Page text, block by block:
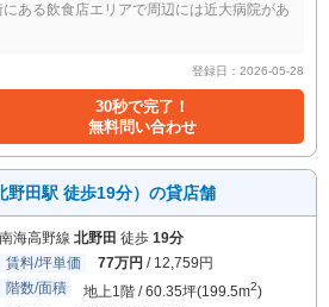
ある飲食店エリアで周辺には近大病院があ
登録日：2026-05-28
30秒で完了！
無料問い合わせ
野田駅 徒歩19分）の貸店舗
南海高野線 北野田 徒歩 19分
賃料/坪単価
77万円 / 12,759円
階数/面積
地上1階 / 60.35坪(199.5m2)